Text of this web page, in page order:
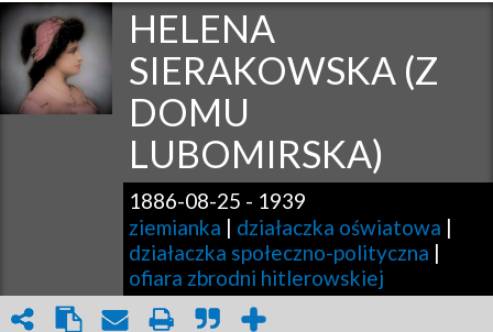
HELENA
SIERAKOWSKA (Z
DOMU
LUBOMIRSKA)
1886-08-25 - 1939
ziemianka | działaczka oświatowa |
działaczka społeczno-polityczna |
ofiara zbrodni hitlerowskiej